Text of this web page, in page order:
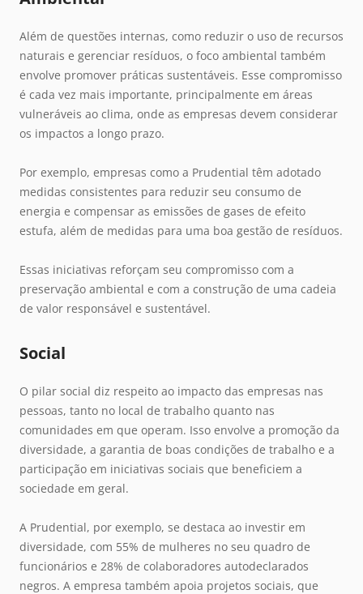
Além de questões internas, como reduzir o uso de recursos
naturais e gerenciar resíduos, o foco ambiental também
envolve promover práticas sustentáveis. Esse compromisso
é cada vez mais importante, principalmente em áreas
vulneráveis ao clima, onde as empresas devem considerar
os impactos a longo prazo.
Por exemplo, empresas como a Prudential têm adotado
medidas consistentes para reduzir seu consumo de
energia e compensar as emissões de gases de efeito
estufa, além de medidas para uma boa gestão de resíduos.
Essas iniciativas reforçam seu compromisso com a
preservação ambiental e com a construção de uma cadeia
de valor responsável e sustentável.
Social
O pilar social diz respeito ao impacto das empresas nas
pessoas, tanto no local de trabalho quanto nas
comunidades em que operam. Isso envolve a promoção da
diversidade, a garantia de boas condições de trabalho e a
participação em iniciativas sociais que beneficiem a
sociedade em geral.
A Prudential, por exemplo, se destaca ao investir em
diversidade, com 55% de mulheres no seu quadro de
funcionários e 28% de colaboradores autodeclarados
negros. A empresa também apoia projetos sociais, que